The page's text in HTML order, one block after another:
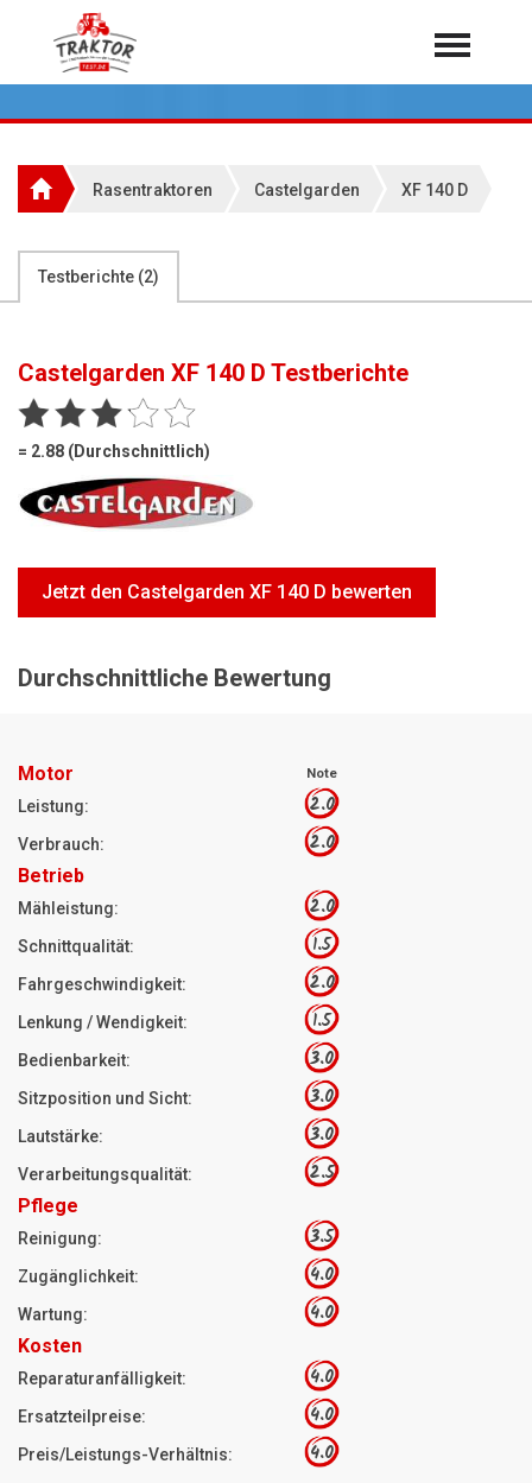
Home
Rundballenpressen
Teleskoplader
Rasentraktoren
Hoflader
Jetzt Bewerten
Über 7.000 Testberichte
Rasentraktoren Castelgarden XF 140 D
Testberichte (2)
Castelgarden XF 140 D Testberichte
= 2.88 (Durchschnittlich)
Jetzt den Castelgarden XF 140 D bewerten
Durchschnittliche Bewertung
Motor Note
Leistung: 2.0
Verbrauch: 2.0
Betrieb
Mähleistung: 2.0
Schnittqualität: 1.5
Fahrgeschwindigkeit: 2.0
Lenkung / Wendigkeit: 1.5
Bedienbarkeit: 3.0
Sitzposition und Sicht: 3.0
Lautstärke: 3.0
Verarbeitungsqualität: 2.5
Pflege
Reinigung: 3.5
Zugänglichkeit: 4.0
Wartung: 4.0
Kosten
Reparaturanfälligkeit: 4.0
Ersatzteilpreise: 4.0
Preis/Leistungs-Verhältnis: 4.0